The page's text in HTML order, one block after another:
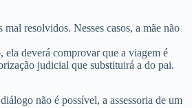
resolvidos. Nesses casos, a mãe não
ela deverá comprovar que a viagem é
judicial que substituirá a do pai.
não é possível, a assessoria de um